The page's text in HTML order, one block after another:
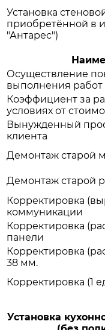
Установка
приобретённой в
"Антарес")
Осуществление
выполнения работ
Коэффициент за
условиях от
Вынужденный
клиента
Демонтаж старой
Демонтаж старой
Корректировка
коммуникации
Корректировка
панели
Корректировка
38 мм.
Корректировка (1
Установка